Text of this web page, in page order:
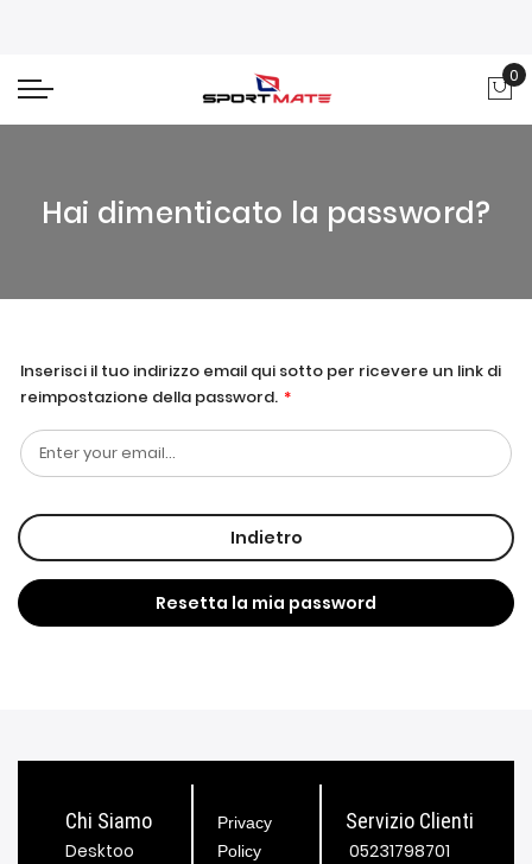
0
Hai dimenticato la password?
Inserisci il tuo indirizzo email qui sotto per ricevere un link di
reimpostazione della password.
Indietro
Resetta la mia password
Chi Siamo
Desktoo
Privacy
Policy
Servizio Clienti
05231798701